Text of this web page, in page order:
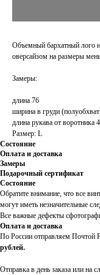
Объемный бархатный лого
оверсайзом на размеры
Замеры:
длина 76
ширина в груди
длина рукава от воротника
Размер: L
Состояние
Оплата и доставка
Замеры
Подарочный сертификат
Состояние
Обратите внимание, что все
могут иметь незначительные
Все важные дефекты
Оплата и доставка
По России отправляем Почтой
рублей.
Отправка в день заказа или на